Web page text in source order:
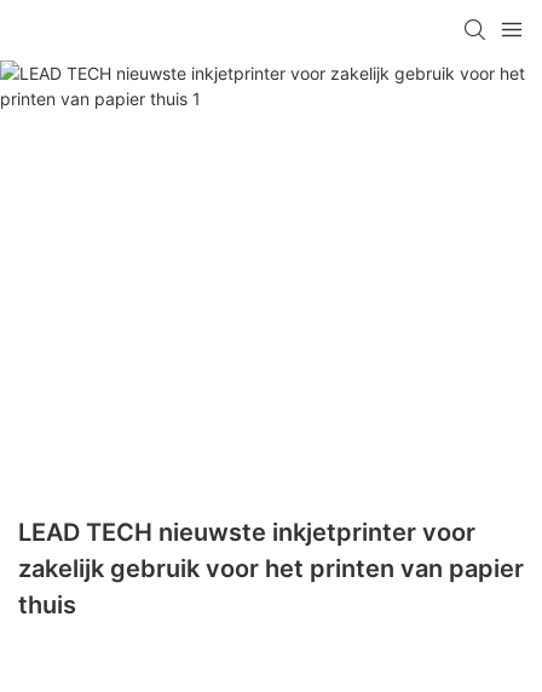
LEAD TECH nieuwste inkjetprinter voor
zakelijk gebruik voor het printen van papier
thuis